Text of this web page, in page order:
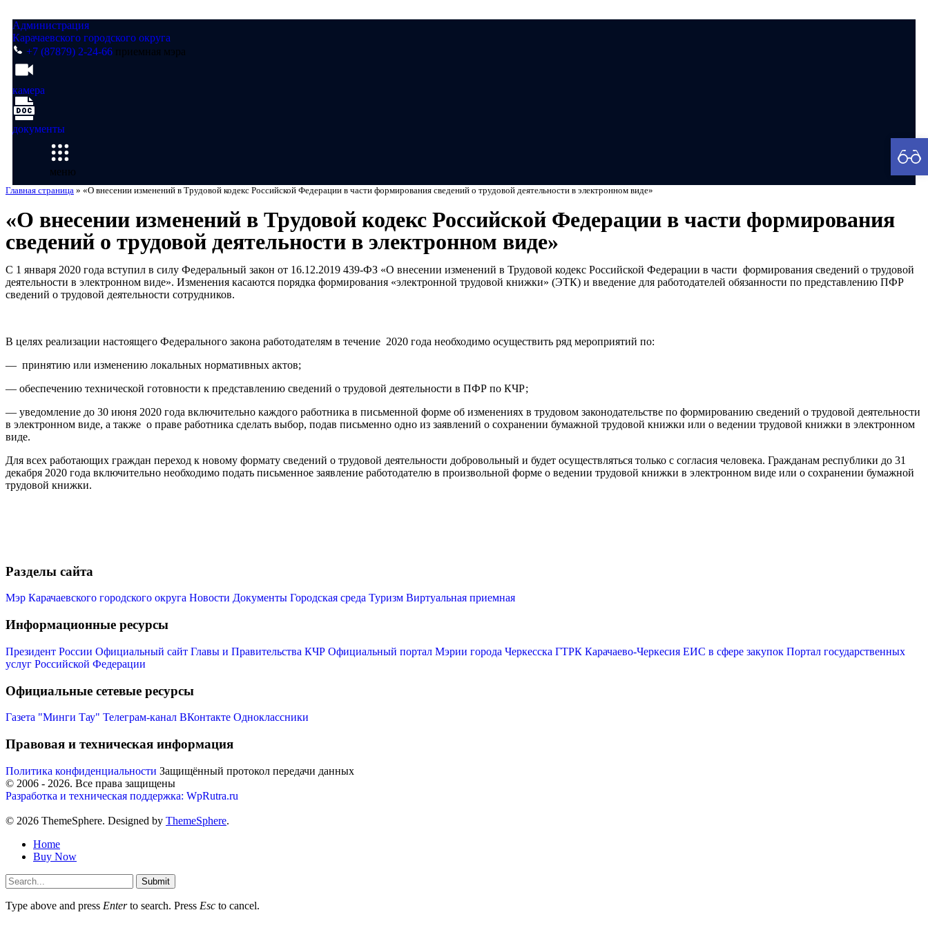
Администрация
Карачаевского городского округа
+7 (87879) 2-24-66 приемная мэра
камера
документы
меню
Главная страница » «О внесении изменений в Трудовой кодекс Российской Федерации в части формирования сведений о трудовой деятельности в электронном виде»
«О внесении изменений в Трудовой кодекс Российской Федерации в части формирования
сведений о трудовой деятельности в электронном виде»
С 1 января 2020 года вступил в силу Федеральный закон от 16.12.2019 439-ФЗ «О внесении изменений в Трудовой кодекс Российской Федерации в части формирования сведений о трудовой
деятельности в электронном виде». Изменения касаются порядка формирования «электронной трудовой книжки» (ЭТК) и введение для работодателей обязанности по представлению ПФР
сведений о трудовой деятельности сотрудников.
В целях реализации настоящего Федерального закона работодателям в течение 2020 года необходимо осуществить ряд мероприятий по:
— принятию или изменению локальных нормативных актов;
— обеспечению технической готовности к представлению сведений о трудовой деятельности в ПФР по КЧР;
— уведомление до 30 июня 2020 года включительно каждого работника в письменной форме об изменениях в трудовом законодательстве по формированию сведений о трудовой деятельности
в электронном виде, а также о праве работника сделать выбор, подав письменно одно из заявлений о сохранении бумажной трудовой книжки или о ведении трудовой книжки в электронном
виде.
Для всех работающих граждан переход к новому формату сведений о трудовой деятельности добровольный и будет осуществляться только с согласия человека. Гражданам республики до 31
декабря 2020 года включительно необходимо подать письменное заявление работодателю в произвольной форме о ведении трудовой книжки в электронном виде или о сохранении бумажной
трудовой книжки.
Разделы сайта
Мэр Карачаевского городского округа Новости Документы Городская среда Туризм Виртуальная приемная
Информационные ресурсы
Президент России Официальный сайт Главы и Правительства КЧР Официальный портал Мэрии города Черкесска ГТРК Карачаево-Черкесия ЕИС в сфере закупок Портал государственных
услуг Российской Федерации
Официальные сетевые ресурсы
Газета "Минги Тау" Телеграм-канал ВКонтакте Одноклассники
Правовая и техническая информация
Политика конфиденциальности Защищённый протокол передачи данных
© 2006 - 2026. Все права защищены
Разработка и техническая поддержка: WpRutra.ru
© 2026 ThemeSphere. Designed by ThemeSphere.
Home
Buy Now
Submit
Type above and press Enterto search. Press Esc to cancel.